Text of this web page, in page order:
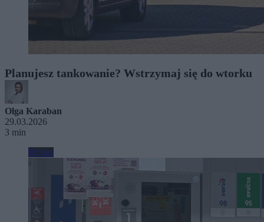
Planujesz tankowanie? Wstrzymaj się do wtorku
Olga Karaban
29.03.2026
3 min
Biznes